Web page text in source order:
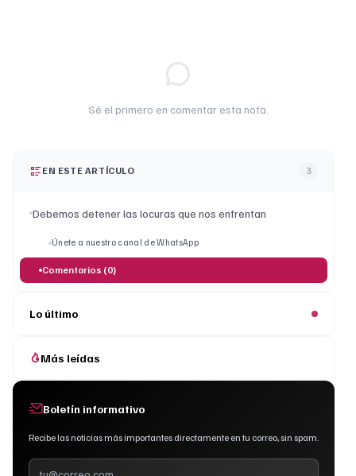
Sé el primero en comentar esta nota.
EN ESTE ARTÍCULO 3
Debemos detener las locuras que nos enfrentan
Únete a nuestro canal de WhatsApp
Comentarios (0)
Lo último
Más leídas
Boletín informativo
Recibe las noticias más importantes directamente en tu correo, sin spam.